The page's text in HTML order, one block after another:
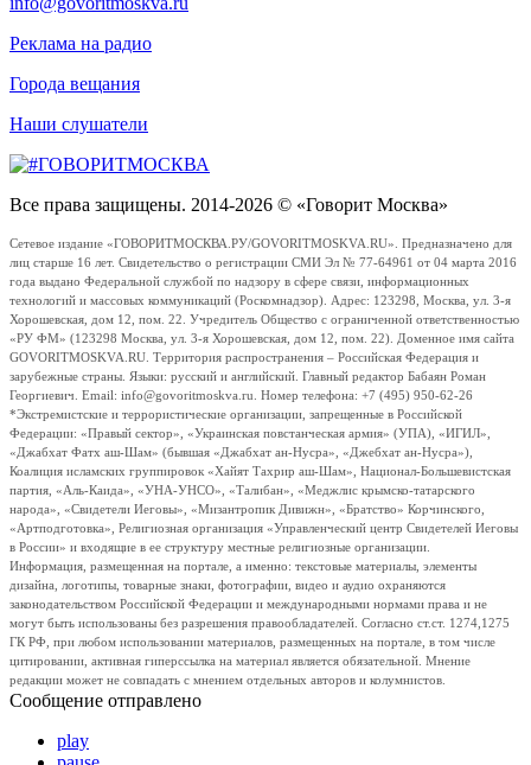
Реклама на радио
Города вещания
Наши слушатели
Все права защищены. 2014-2026 © «Говорит Москва»
Сетевое издание «ГОВОРИТМОСКВА.РУ/GOVORITMOSKVA.RU». Предназначено для
лиц старше 16 лет. Свидетельство о регистрации СМИ Эл № 77-64961 от 04 марта 2016
года выдано Федеральной службой по надзору в сфере связи, информационных
технологий и массовых коммуникаций (Роскомнадзор). Адрес: 123298, Москва, ул. 3-я
Хорошевская, дом 12, пом. 22. Учредитель Общество с ограниченной ответственностью
«РУ ФМ» (123298 Москва, ул. 3-я Хорошевская, дом 12, пом. 22). Доменное имя сайта
GOVORITMOSKVA.RU. Территория распространения – Российская Федерация и
зарубежные страны. Языки: русский и английский. Главный редактор Бабаян Роман
Георгиевич. Email: info@govoritmoskva.ru. Номер телефона: +7 (495) 950-62-26
*Экстремистские и террористические организации, запрещенные в Российской
Федерации: «Правый сектор», «Украинская повстанческая армия» (УПА), «ИГИЛ»,
«Джабхат Фатх аш-Шам» (бывшая «Джабхат ан-Нусра», «Джебхат ан-Нусра»),
Коалиция исламских группировок «Хайят Тахрир аш-Шам», Национал-Большевистская
партия, «Аль-Каида», «УНА-УНСО», «Талибан», «Меджлис крымско-татарского
народа», «Свидетели Иеговы», «Мизантропик Дивижн», «Братство» Корчинского,
«Артподготовка», Религиозная организация «Управленческий центр Свидетелей Иеговы
в России» и входящие в ее структуру местные религиозные организации.
Информация, размещенная на портале, а именно: текстовые материалы, элементы
дизайна, логотипы, товарные знаки, фотографии, видео и аудио охраняются
законодательством Российской Федерации и международными нормами права и не
могут быть использованы без разрешения правообладателей. Согласно ст.ст. 1274,1275
ГК РФ, при любом использовании материалов, размещенных на портале, в том числе
цитировании, активная гиперссылка на материал является обязательной. Мнение
редакции может не совпадать с мнением отдельных авторов и колумнистов.
Сообщение отправлено
play